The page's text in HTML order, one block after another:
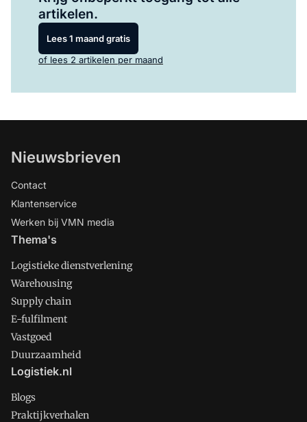
artikelen.
Lees 1 maand gratis
of lees 2 artikelen per maand
Nieuwsbrieven
Contact
Klantenservice
Werken bij VMN media
Thema's
Logistieke dienstverlening
Warehousing
Supply chain
E-fulfilment
Vastgoed
Duurzaamheid
Logistiek.nl
Blogs
Praktijkverhalen